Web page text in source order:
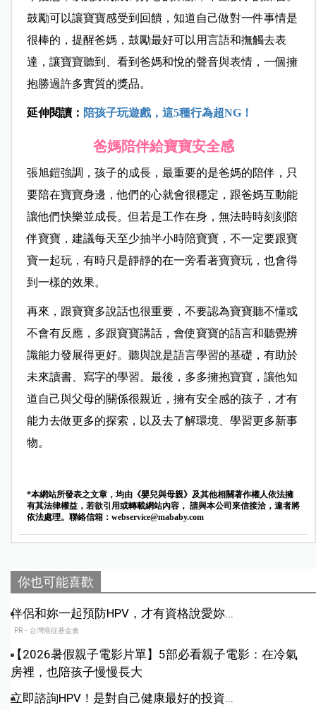
鼓勵可以讓寶寶感受到回饋，知道自己做對一件事情是
很棒的，提醒爸媽，鼓勵最好可以用言語和撫觸去表
達，讓寶寶聽到、看到爸媽和悅的聲音與表情，一個擁
抱勝過許多實質的獎品。
延伸閱讀： 陪孩子玩遊戲，這5種行為超NG！
爸媽陪伴給寶寶安全感
張旭鎧強調，孩子的成長，最重要的是爸媽的陪伴，只
要陪在寶寶身邊，他們的心就會很穩定，跟爸媽互動能
讓他們快樂並成長。但若是工作在身，無法時時刻刻陪
伴寶寶，建議每天至少抽半小時陪寶寶，不一定要跟寶
寶一起玩，有時只是靜靜的在一旁看著寶寶玩，也會得
到一樣的效果。
再來，跟寶寶多說話也很重要，不要認為寶寶聽不懂或
不會有反應，多跟寶寶講話，會使寶寶的語言和聽覺辨
識能力發展得更好。聽與說是語言學習的基礎，有助於
未來讀書、寫字的學習。最後，多多擁抱寶寶，讓他知
道自己與父母的關係很親近，擁有安全感的孩子，才有
能力去做更多的探索，以及去了解環境、學習更多新事
物。
*本網站所發表之文章，均由《嬰兒與母親》及其他相關著作權人依法擁
有其法律權益，若欲引用或轉載網站內容， 請與本公司來信接洽，違者將
依法處理。聯絡信箱： webservice@mababy.com
你也可能喜歡
伴侶和妳一起預防HPV，才有資格說愛妳...
PR・台灣癌症基金會
【2026暑假親子電影片單】5部必看親子電影：在冷氣
房裡，也陪孩子慢慢長大
立即諮詢HPV！是對自己健康最好的投資...